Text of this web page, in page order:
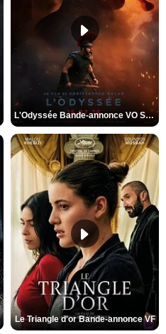
L'Odyssée Bande-annonce VO STFR
Le Triangle d'or Bande-annonce VF